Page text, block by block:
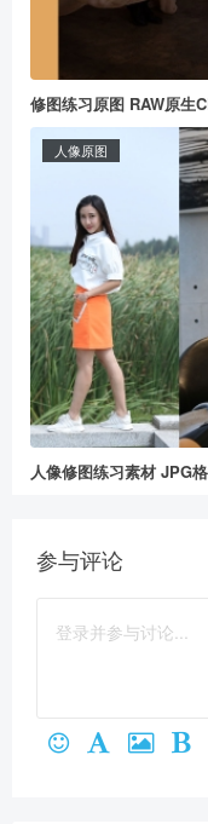
修图练习原图 RAW原生
人像原图
人像修图练习素材 JPG
参与评论